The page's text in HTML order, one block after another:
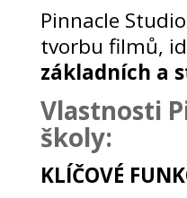
Pinnacle
tvorbu filmů,
základních a
Vlastnosti
školy:
KLÍČOVÉ